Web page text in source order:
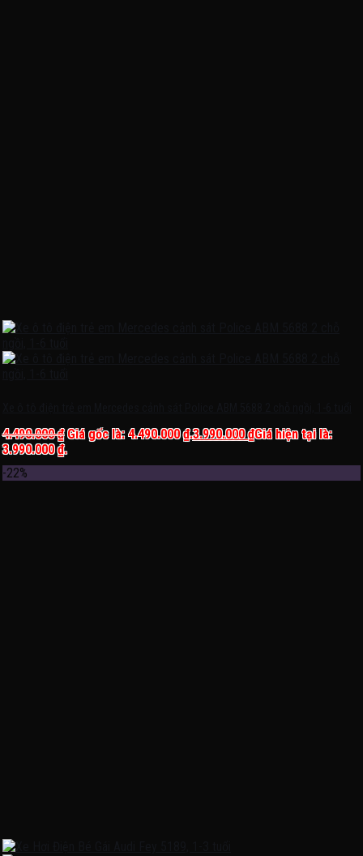
4.490.000₫ Giá gốc là: 4.490.000 ₫.3.990.000₫Giá hiện tại là:
3.990.000 ₫.
-22%